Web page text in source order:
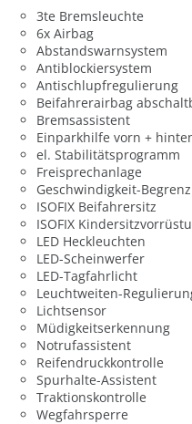
3te Bremsleuchte
6x Airbag
Abstandswarnsystem
Antiblockiersystem
Antischlupfregulierung
Beifahrerairbag
Bremsassistent
Einparkhilfe vorn +
el. Stabilitätsprogramm
Freisprechanlage
Geschwindigkeit-
ISOFIX Beifahrersitz
ISOFIX
LED Heckleuchten
LED-Scheinwerfer
LED-Tagfahrlicht
Leuchtweiten-
Lichtsensor
Müdigkeitserkennung
Notrufassistent
Reifendruckkontrolle
Spurhalte-Assistent
Traktionskontrolle
Wegfahrsperre